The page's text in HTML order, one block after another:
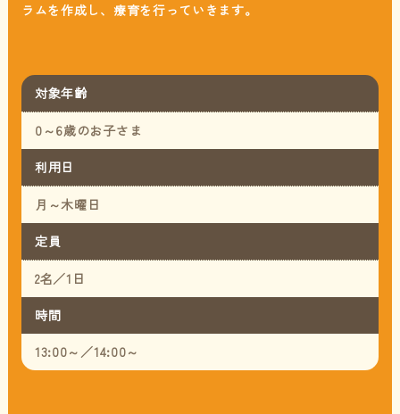
ラムを作成し、療育を行っていきます。
対象年齢
0～6歳のお子さま
利用日
月～木曜日
定員
2名／1日
時間
13:00～／14:00～